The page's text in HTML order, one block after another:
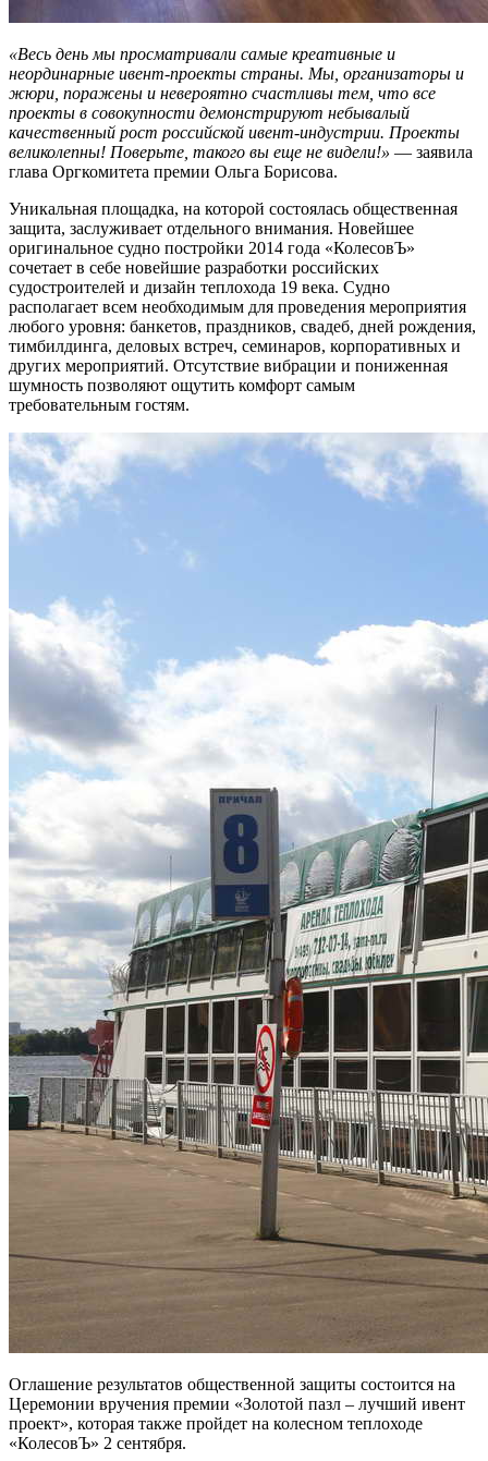
«Весь день мы просматривали самые креативные и
неординарные ивент-проекты страны. Мы, организаторы и
жюри, поражены и невероятно счастливы тем, что все
проекты в совокупности демонстрируют небывалый
качественный рост российской ивент-индустрии. Проекты
великолепны! Поверьте, такого вы еще не видели!» — заявила
глава Оргкомитета премии Ольга Борисова.
Уникальная площадка, на которой состоялась общественная
защита, заслуживает отдельного внимания. Новейшее
оригинальное судно постройки 2014 года «КолесовЪ»
сочетает в себе новейшие разработки российских
судостроителей и дизайн теплохода 19 века. Судно
располагает всем необходимым для проведения мероприятия
любого уровня: банкетов, праздников, свадеб, дней рождения,
тимбилдинга, деловых встреч, семинаров, корпоративных и
других мероприятий. Отсутствие вибрации и пониженная
шумность позволяют ощутить комфорт самым
требовательным гостям.
Оглашение результатов общественной защиты состоится на
Церемонии вручения премии «Золотой пазл – лучший ивент
проект», которая также пройдет на колесном теплоходе
«КолесовЪ» 2 сентября.